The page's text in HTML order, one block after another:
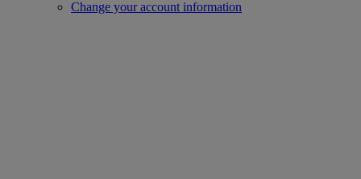
Change your account information